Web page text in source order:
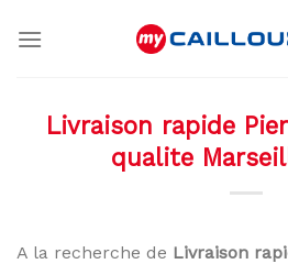
Livraison rapide
qualite
A la recherche de Livraison